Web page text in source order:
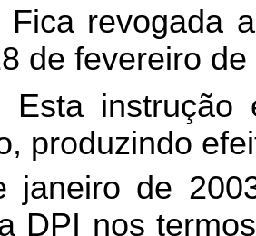
Fica revogada
de fevereiro de
Esta
produzindo
janeiro de
DPI nos